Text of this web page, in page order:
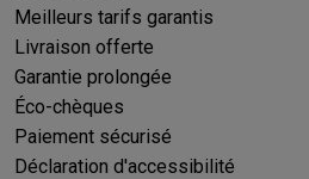
Meilleurs tarifs garantis
Livraison offerte
Garantie prolongée
Éco-chèques
Paiement sécurisé
Déclaration d'accessibilité